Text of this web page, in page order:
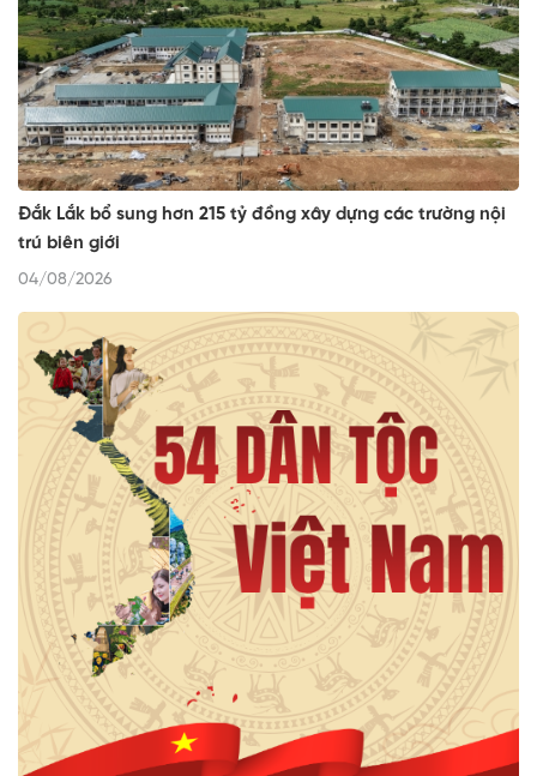
Đắk Lắk bổ sung hơn 215 tỷ đồng xây dựng các trường nội
trú biên giới
04/08/2026